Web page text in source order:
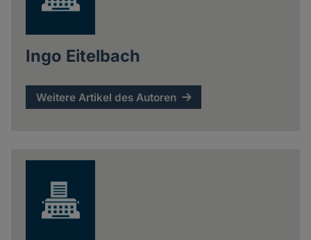
Ingo Eitelbach
Weitere Artikel des Autoren